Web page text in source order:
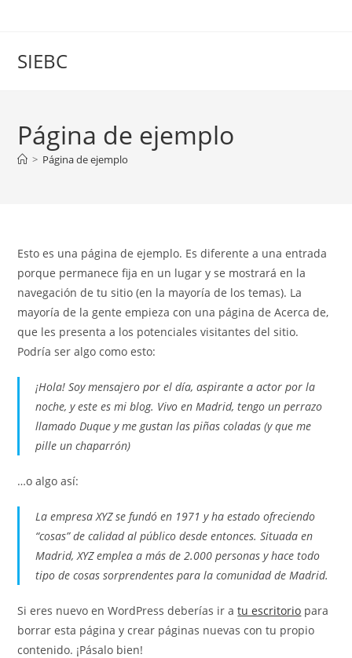
SIEBC
Página de ejemplo
> Página de ejemplo
Esto es una página de ejemplo. Es diferente a una entrada
porque permanece fija en un lugar y se mostrará en la
navegación de tu sitio (en la mayoría de los temas). La
mayoría de la gente empieza con una página de Acerca de,
que les presenta a los potenciales visitantes del sitio.
Podría ser algo como esto:
¡Hola! Soy mensajero por el día, aspirante a actor por la
noche, y este es mi blog. Vivo en Madrid, tengo un perrazo
llamado Duque y me gustan las piñas coladas (y que me
pille un chaparrón)
…o algo así:
La empresa XYZ se fundó en 1971 y ha estado ofreciendo
“cosas” de calidad al público desde entonces. Situada en
Madrid, XYZ emplea a más de 2.000 personas y hace todo
tipo de cosas sorprendentes para la comunidad de Madrid.
Si eres nuevo en WordPress deberías ir atu escritorio para
borrar esta página y crear páginas nuevas con tu propio
contenido. ¡Pásalo bien!